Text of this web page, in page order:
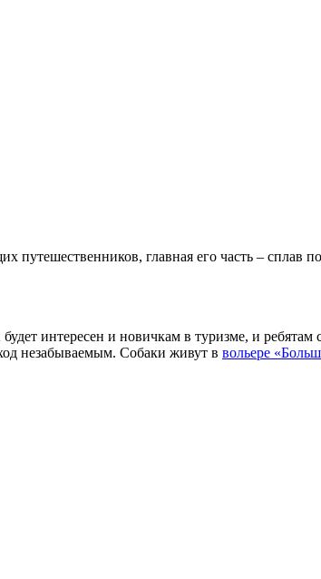
главная его часть – сплав
интересен и новичкам в туризме, и
незабываемым. Собаки живут в вольере